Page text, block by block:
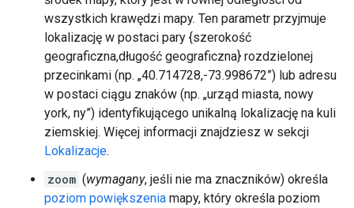
wszystkich krawędzi mapy. Ten parametr przyjmuje
lokalizację w postaci pary {szerokość
geograficzna,długość geograficzna} rozdzielonej
przecinkami (np. „40.714728,-73.998672”) lub adresu
w postaci ciągu znaków (np. „urząd miasta, nowy
york, ny”) identyfikującego unikalną lokalizację na kuli
ziemskiej. Więcej informacji znajdziesz w sekcji
Lokalizacje.
zoom (wymagany, jeśli nie ma znaczników) określa
poziom powiększenia mapy, który określa poziom